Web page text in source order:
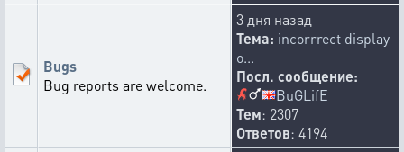
Bugs
Bug reports are welcome.
3 дня назад
Тема: incorrrect display
o...
Посл. сообщение:
BuGLifE
Тем: 2307
Ответов: 4194